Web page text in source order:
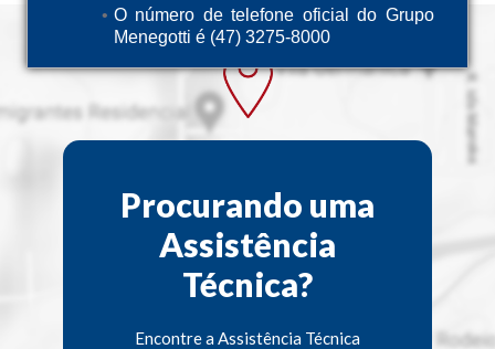
O número de telefone oficial do Grupo
Menegotti é (47) 3275-8000
Procurando uma
Assistência
Técnica?
Encontre a Assistência Técnica